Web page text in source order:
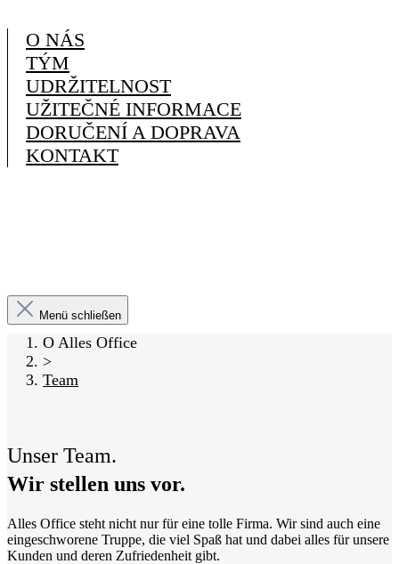
O NÁS
TÝM
UDRŽITELNOST
UŽITEČNÉ INFORMACE
DORUČENÍ A DOPRAVA
KONTAKT
Menü schließen
O Alles Office
>
Team
Unser Team.
Wir stellen uns vor.
Alles Office steht nicht nur für eine tolle Firma. Wir sind auch eine
eingeschworene Truppe, die viel Spaß hat und dabei alles für unsere
Kunden und deren Zufriedenheit gibt.